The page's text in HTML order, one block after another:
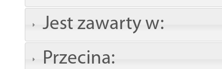
Jest zawarty w:
Przecina: